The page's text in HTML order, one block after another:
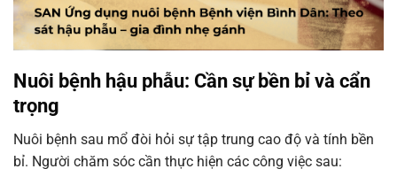
Nuôi bệnh hậu phẫu: Cần sự bền bỉ và cẩn
trọng
Nuôi bệnh sau mổ đòi hỏi sự tập trung cao độ và tính bền
bỉ. Người chăm sóc cần thực hiện các công việc sau: